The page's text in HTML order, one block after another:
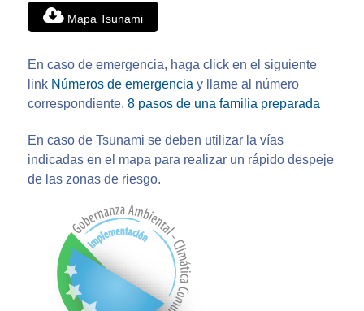
Mapa Tsunami
En caso de emergencia, haga click en el siguiente
link Números de emergencia y llame al número
correspondiente. 8 pasos de una familia preparada
En caso de Tsunami se deben utilizar la vías
indicadas en el mapa para realizar un rápido despeje
de las zonas de riesgo.